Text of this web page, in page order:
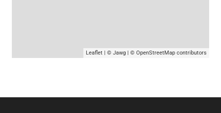
Leaflet | © Jawg | © OpenStreetMap contributors